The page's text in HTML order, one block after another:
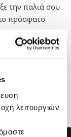
λειτουργιών
την παλιά σου
πρόσφατο